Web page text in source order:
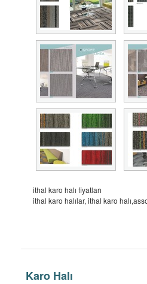
ithal karo halı fiyatları
ithal karo halılar, ithal karo
Karo Halı